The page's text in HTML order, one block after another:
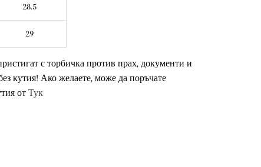
28.5
29
с торбичка против прах, документи и
кутия! Ако желаете, може да поръчате
от Тук